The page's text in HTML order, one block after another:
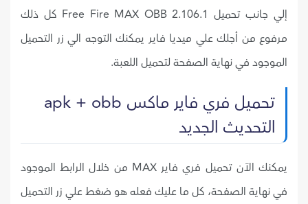
إلي جانب تحميل Free Fire MAX OBB 2.106.1 كل ذلك
مرفوع من أجلك علي ميديا فاير يمكنك التوجه الي زر التحميل
الموجود في نهاية الصفحة لتحميل اللعبة.
تحميل فري فاير ماكس apk + obb
التحديث الجديد
يمكنك الآن تحميل فري فاير MAX من خلال الرابط الموجود
في نهاية الصفحة، كل ما عليك فعله هو ضغط علي زر التحميل